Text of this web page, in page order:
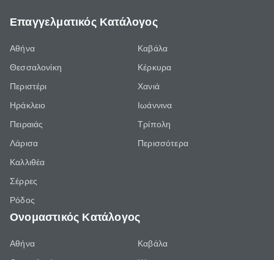
Επαγγελματικός Κατάλογος
Αθήνα
Θεσσαλονίκη
Περιστέρι
Ηράκλειο
Πειραιάς
Λάρισα
Καλλιθέα
Σέρρες
Ρόδος
Καβάλα
Κέρκυρα
Χανιά
Ιωάννινα
Τρίπολη
Περισσότερα
Ονομαστικός Κατάλογος
Αθήνα
Καβάλα